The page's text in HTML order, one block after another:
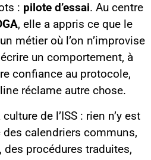
: pilote d’essai. Au centre
, elle a appris ce que le
métier où l’on n’improvise
un comportement, à
confiance au protocole,
réclame autre chose.
de l’ISS : rien n’y est
calendriers communs,
procédures traduites,